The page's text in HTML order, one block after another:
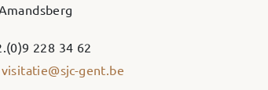
228 34 62
visitatie@sjc-gent.be